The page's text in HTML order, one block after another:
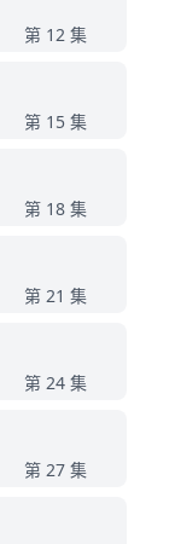
第 12 集
第 15 集
第 18 集
第 21 集
第 24 集
第 27 集